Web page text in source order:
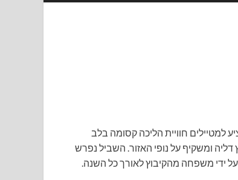
למטיילים חוויית הליכה קסומה בלב
דליה ומשקיף על נופי האזור. השביל נפרש